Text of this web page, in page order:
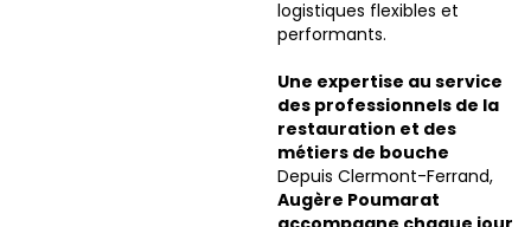
logistiques flexibles et
performants.
Une expertise au service
des professionnels de la
restauration et des
métiers de bouche
Depuis Clermont-Ferrand,
Augère Poumarat